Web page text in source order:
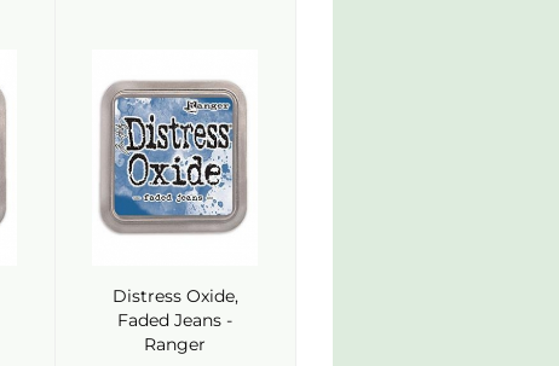
Distress Oxide,
Faded Jeans -
Ranger